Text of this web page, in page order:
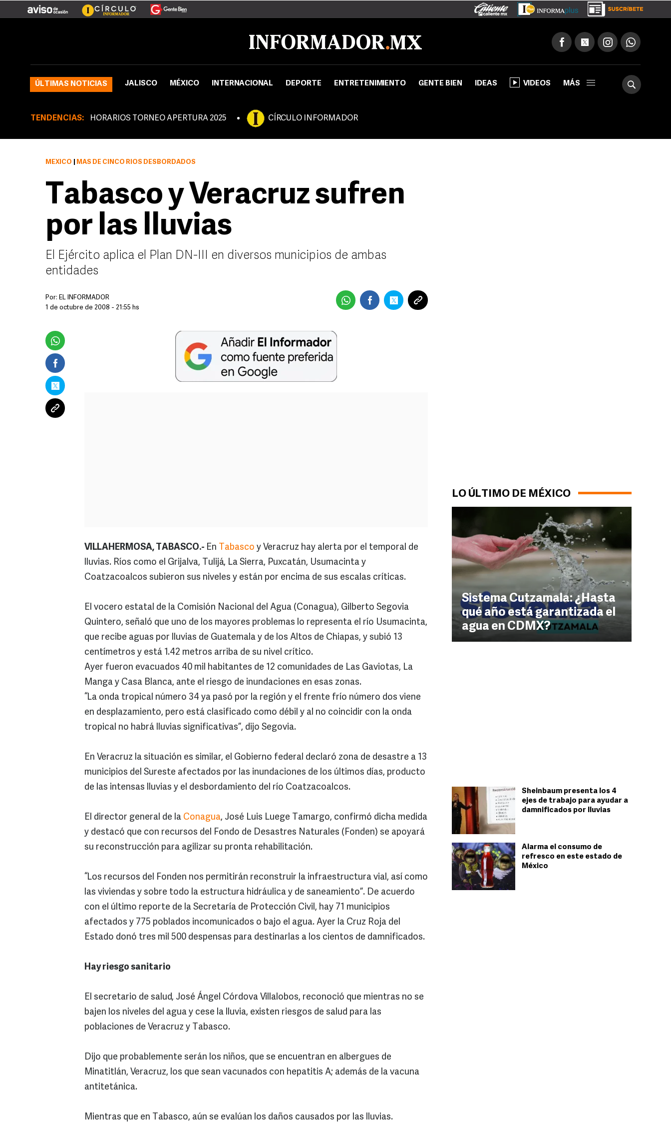
ÚLTIMAS NOTICIAS JALISCO MÉXICO INTERNACIONAL DEPORTE ENTRETENIMIENTO GENTE BIEN IDEAS VIDEOS MÁS
TENDENCIAS: HORARIOS TORNEO APERTURA 2025 CÍRCULO INFORMADOR
LO ÚLTIMO DE MÉXICO
Sistema Cutzamala: ¿Hasta
qué año está garantizada el
agua en CDMX?
Sheinbaum presenta los 4
ejes de trabajo para ayudar a
damnificados por lluvias
Alarma el consumo de
refresco en este estado de
México
MÉXICO MÁS DE CINCO RÍOS DESBORDADOS
Tabasco y Veracruz sufren
por las lluvias
El Ejército aplica el Plan DN-III en diversos municipios de ambas
entidades
Por: EL INFORMADOR
1 de octubre de 2008 - 21:55 hs
VILLAHERMOSA, TABASCO.- En Tabasco y Veracruz hay alerta por el temporal de
lluvias. Ríos como el Grijalva, Tulijá, La Sierra, Puxcatán, Usumacinta y
Coatzacoalcos subieron sus niveles y están por encima de sus escalas críticas.
El vocero estatal de la Comisión Nacional del Agua (Conagua), Gilberto Segovia
Quintero, señaló que uno de los mayores problemas lo representa el río Usumacinta,
que recibe aguas por lluvias de Guatemala y de los Altos de Chiapas, y subió 13
centímetros y está 1.42 metros arriba de su nivel crítico.
Ayer fueron evacuados 40 mil habitantes de 12 comunidades de Las Gaviotas, La
Manga y Casa Blanca, ante el riesgo de inundaciones en esas zonas.
“La onda tropical número 34 ya pasó por la región y el frente frío número dos viene
en desplazamiento, pero está clasificado como débil y al no coincidir con la onda
tropical no habrá lluvias significativas”, dijo Segovia.
En Veracruz la situación es similar, el Gobierno federal declaró zona de desastre a 13
municipios del Sureste afectados por las inundaciones de los últimos días, producto
de las intensas lluvias y el desbordamiento del río Coatzacoalcos.
El director general de la Conagua, José Luis Luege Tamargo, confirmó dicha medida
y destacó que con recursos del Fondo de Desastres Naturales (Fonden) se apoyará
su reconstrucción para agilizar su pronta rehabilitación.
“Los recursos del Fonden nos permitirán reconstruir la infraestructura vial, así como
las viviendas y sobre todo la estructura hidráulica y de saneamiento”. De acuerdo
con el último reporte de la Secretaría de Protección Civil, hay 71 municipios
afectados y 775 poblados incomunicados o bajo el agua. Ayer la Cruz Roja del
Estado donó tres mil 500 despensas para destinarlas a los cientos de damnificados.
Hay riesgo sanitario
El secretario de salud, José Ángel Córdova Villalobos, reconoció que mientras no se
bajen los niveles del agua y cese la lluvia, existen riesgos de salud para las
poblaciones de Veracruz y Tabasco.
Dijo que probablemente serán los niños, que se encuentran en albergues de
Minatitlán, Veracruz, los que sean vacunados con hepatitis A; además de la vacuna
antitetánica.
Mientras que en Tabasco, aún se evalúan los daños causados por las lluvias.